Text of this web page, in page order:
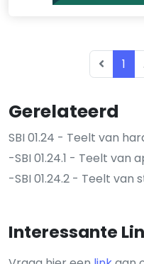
Gerelateerd
SBI 01.24 - Teelt van
-SBI 01.24.1 - Teelt van
-SBI 01.24.2 - Teelt van
Interessante
1